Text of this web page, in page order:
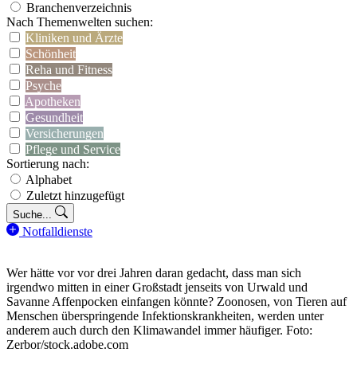
Branchenverzeichnis
Nach Themenwelten suchen:
Kliniken und Ärzte
Schönheit
Reha und Fitness
Psyche
Apotheken
Gesundheit
Versicherungen
Pflege und Service
Sortierung nach:
Alphabet
Zuletzt hinzugefügt
Suche...
Notfalldienste
Wer hätte vor vor drei Jahren daran gedacht, dass man sich
irgendwo mitten in einer Großstadt jenseits von Urwald und
Savanne Affenpocken einfangen könnte? Zoonosen, von Tieren auf
Menschen überspringende Infektionskrankheiten, werden unter
anderem auch durch den Klimawandel immer häufiger. Foto:
Zerbor/stock.adobe.com